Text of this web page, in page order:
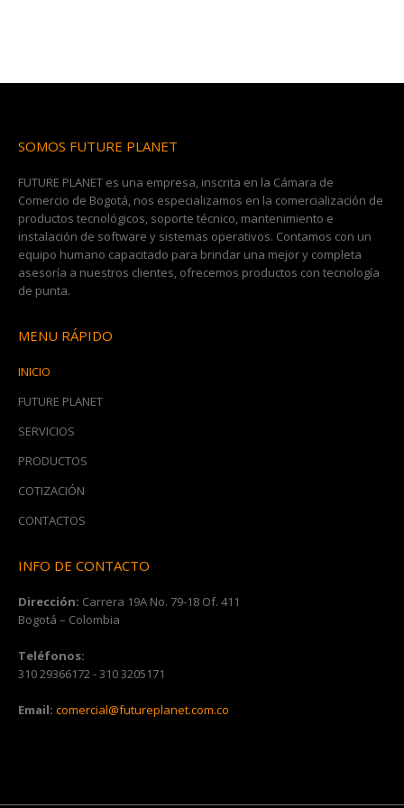
SOMOS FUTURE PLANET
FUTURE PLANET es una empresa, inscrita en la Cámara de
Comercio de Bogotá, nos especializamos en la comercialización de
productos tecnológicos, soporte técnico, mantenimiento e
instalación de software y sistemas operativos. Contamos con un
equipo humano capacitado para brindar una mejor y completa
asesoría a nuestros clientes, ofrecemos productos con tecnología
de punta.
MENU RÁPIDO
INICIO
FUTURE PLANET
SERVICIOS
PRODUCTOS
COTIZACIÓN
CONTACTOS
INFO DE CONTACTO
Dirección: Carrera 19A No. 79-18 Of. 411
Bogotá – Colombia
Teléfonos:
310 29366172 - 310 3205171
Email: comercial@futureplanet.com.co